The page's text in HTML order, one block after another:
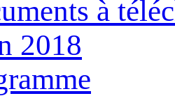
à
2018